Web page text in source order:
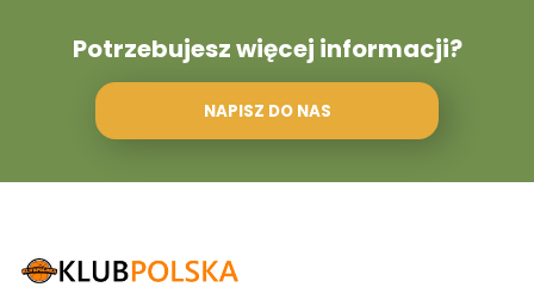
Potrzebujesz więcej informacji?
NAPISZ DO NAS